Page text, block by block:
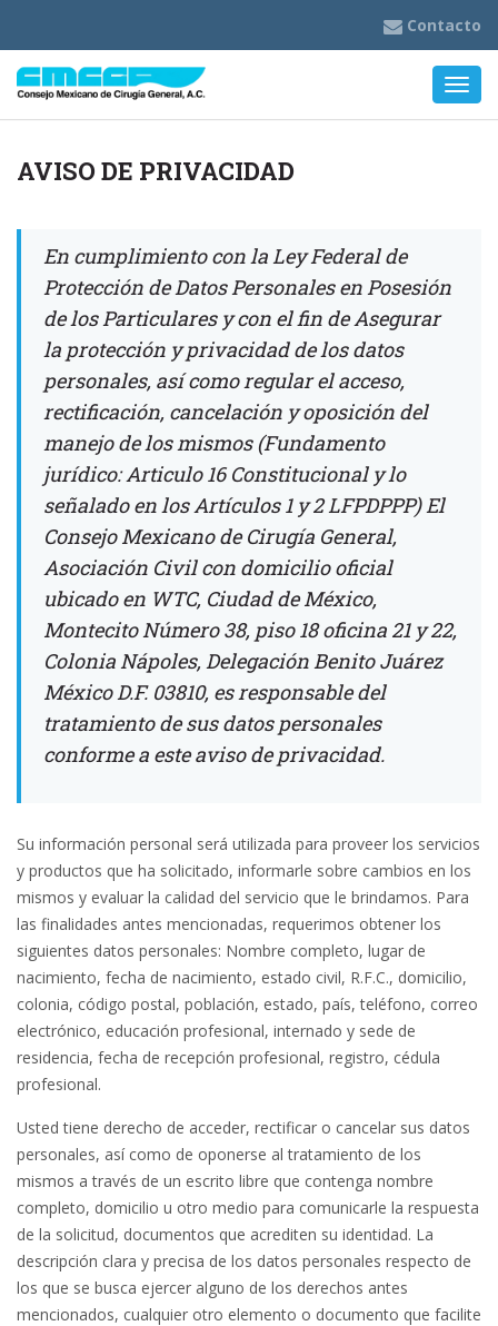
Contacto
AVISO DE PRIVACIDAD
En cumplimiento con la Ley Federal de
Protección de Datos Personales en Posesión
de los Particulares y con el fin de Asegurar
la protección y privacidad de los datos
personales, así como regular el acceso,
rectificación, cancelación y oposición del
manejo de los mismos (Fundamento
jurídico: Articulo 16 Constitucional y lo
señalado en los Artículos 1 y 2 LFPDPPP) El
Consejo Mexicano de Cirugía General,
Asociación Civil con domicilio oficial
ubicado en WTC, Ciudad de México,
Montecito Número 38, piso 18 oficina 21 y 22,
Colonia Nápoles, Delegación Benito Juárez
México D.F. 03810, es responsable del
tratamiento de sus datos personales
conforme a este aviso de privacidad.
Su información personal será utilizada para proveer los servicios
y productos que ha solicitado, informarle sobre cambios en los
mismos y evaluar la calidad del servicio que le brindamos. Para
las finalidades antes mencionadas, requerimos obtener los
siguientes datos personales: Nombre completo, lugar de
nacimiento, fecha de nacimiento, estado civil, R.F.C., domicilio,
colonia, código postal, población, estado, país, teléfono, correo
electrónico, educación profesional, internado y sede de
residencia, fecha de recepción profesional, registro, cédula
profesional.
Usted tiene derecho de acceder, rectificar o cancelar sus datos
personales, así como de oponerse al tratamiento de los
mismos a través de un escrito libre que contenga nombre
completo, domicilio u otro medio para comunicarle la respuesta
de la solicitud, documentos que acrediten su identidad. La
descripción clara y precisa de los datos personales respecto de
los que se busca ejercer alguno de los derechos antes
mencionados, cualquier otro elemento o documento que facilite